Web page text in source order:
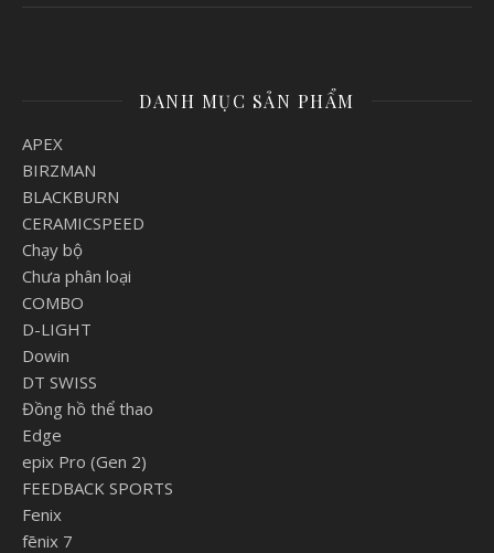
DANH MỤC SẢN PHẨM
APEX
BIRZMAN
BLACKBURN
CERAMICSPEED
Chạy bộ
Chưa phân loại
COMBO
D-LIGHT
Dowin
DT SWISS
Đồng hồ thể thao
Edge
epix Pro (Gen 2)
FEEDBACK SPORTS
Fenix
fēnix 7